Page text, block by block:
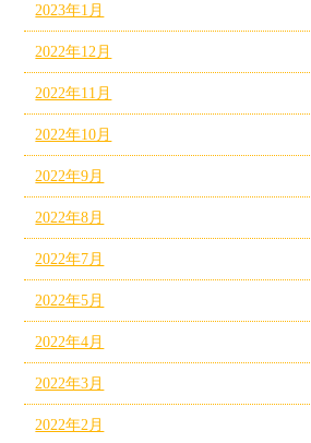
2023年1月
2022年12月
2022年11月
2022年10月
2022年9月
2022年8月
2022年7月
2022年5月
2022年4月
2022年3月
2022年2月